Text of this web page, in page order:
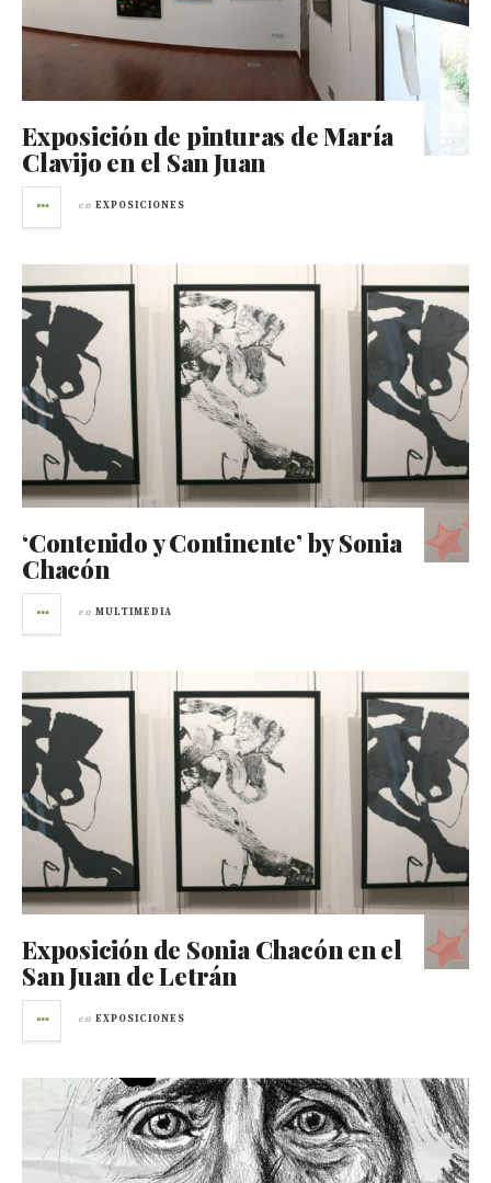
Exposición de pinturas de María
Clavijo en el San Juan
en EXPOSICIONES
‘Contenido y Continente’ by Sonia
Chacón
en MULTIMEDIA
Exposición de Sonia Chacón en el
San Juan de Letrán
en EXPOSICIONES